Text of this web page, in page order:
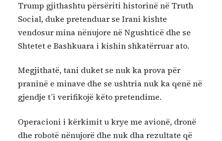
Trump gjithashtu përsëriti historinë në Truth
Social, duke pretenduar se Irani kishte
vendosur mina nënujore në Ngushticë dhe se
Shtetet e Bashkuara i kishin shkatërruar ato.
Megjithatë, tani duket se nuk ka prova për
praninë e minave dhe se ushtria nuk ka qenë në
gjendje t’i verifikojë këto pretendime.
Operacioni i kërkimit u krye me avionë, dronë
dhe robotë nënujorë dhe nuk dha rezultate që